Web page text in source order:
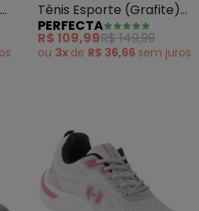
Tênis Esporte (Grafite)
em Tecido e Sintético
PERFECTA
R$ 109,99R$ 149,99
ou 3x de R$ 36,66 sem juros